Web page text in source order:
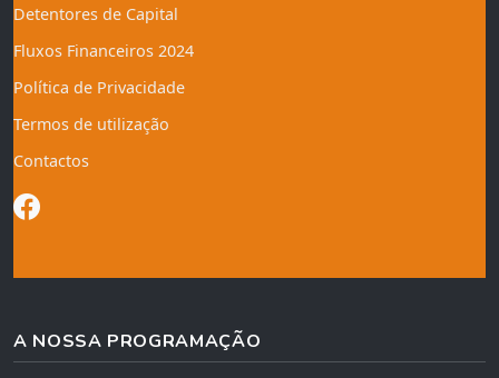
Detentores de Capital
Fluxos Financeiros 2024
Política de Privacidade
Termos de utilização
Contactos
A NOSSA PROGRAMAÇÃO